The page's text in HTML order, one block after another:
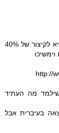
ווידאו המראה כיצד שיפור בתכנון הפנלים מביא לקיצור של 40%
http://
מה העתיד
בעיברית אבל